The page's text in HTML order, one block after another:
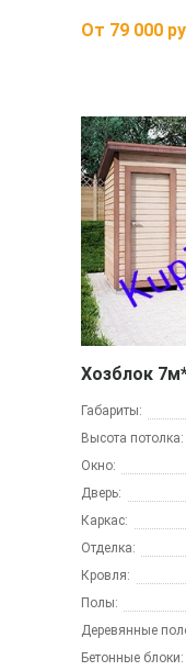
От 79 000
Хозблок
Габариты:
Высота потолка:
Окно:
Дверь:
Каркас:
Отделка:
Кровля:
Полы:
Деревянные
Бетонные блоки: